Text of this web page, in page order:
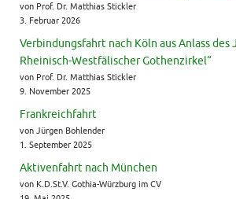
von Prof. Dr. Matthias Stickler
3. Februar 2026
Verbindungsfahrt nach Köln aus Anlass des
Rheinisch-Westfälischer Gothenzirkel“
von Prof. Dr. Matthias Stickler
9. November 2025
Frankreichfahrt
von Jürgen Bohlender
1. September 2025
Aktivenfahrt nach München
von K.D.St.V. Gothia-Würzburg im CV